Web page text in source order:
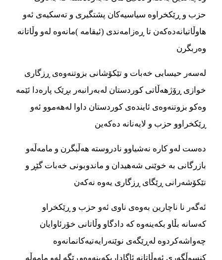
حزب و ڕێکخراوە سیاسیەکان پشتگیری و تەسکیەی ئەو
هاوڵاتیانەدەکەن تا ڕەزامەندی (ئیقامە )مانەوە لەو وڵاتانە
وەربگرن
لەسەر حیسابی خەبات و تێکۆشانی بزوتنەوەی ڕزگاری
خوازی ڕۆژهەڵاتی کوردستان لەبەرانبەر بڕێک پارەدا ئێمە
وەکو بزوتنەوەی ئایندەی کوردستان داوا لەهەموو ئەو
ڕێکخراوو حزب و لایەنانە دەکەین
دەست لەو کارە نەشیاوو نادروستە هەڵبگرن و مامەڵەو
بازرگانی بە خوێنی شەهیدان و ماندوبونی خەبات گێڕ و
تێکۆشەرانی ڕێگای ڕزگاری یەوە نەکەن
ئەگەر نا ناچارین بەوەی ناوی ئەو حزب و ڕێکخراو
کەسانە بڵاو بکەینەوە کە دادگاو وڵاتانی خۆرئاوایان
چەواشەکردوە لەڕێگەی نوێنەرایەتیەکانمانەوە
کنسوڵگەری ئەوڵاتانە ئاگاداربکەینەوەوڕێگە لەو مامەڵە